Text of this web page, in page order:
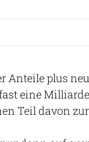
Anteile plus
eine
Teil davon